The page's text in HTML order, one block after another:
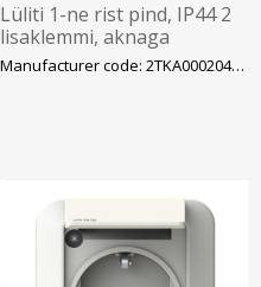
Lüliti 1-ne rist pind, IP44 2
lisaklemmi, aknaga
Manufacturer code: 2TKA000204G1